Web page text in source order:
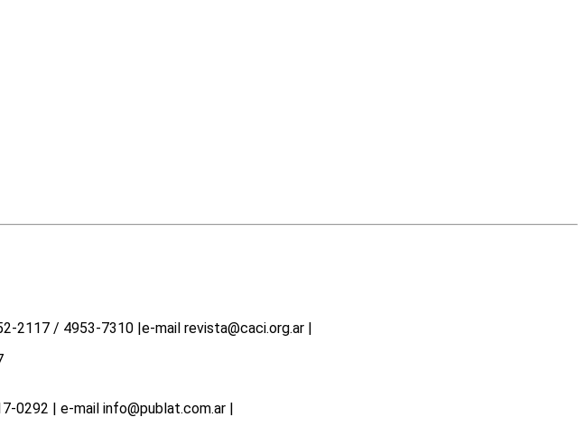
2117 / 4953-7310 |e-mail revista@caci.org.ar |
0292 | e-mail info@publat.com.ar |